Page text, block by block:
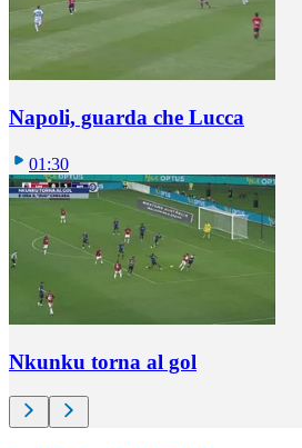
Napoli, guarda che Lucca
01:30
Nkunku torna al gol